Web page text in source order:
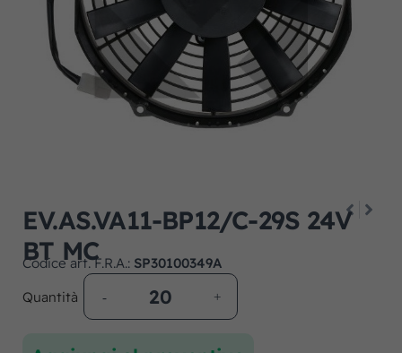
EV.AS.VA11-BP12/C-29S 24V
BT MC
Codice art. F.R.A.: SP30100349A
Quantità